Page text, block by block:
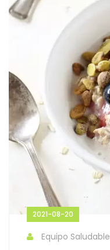
2021-08-20
Equipo Saludable